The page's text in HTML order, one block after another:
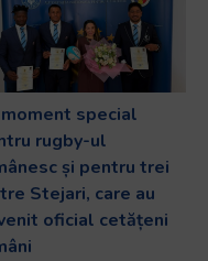
moment special
rugby-ul
și pentru trei
Stejari, care au
oficial cetățeni